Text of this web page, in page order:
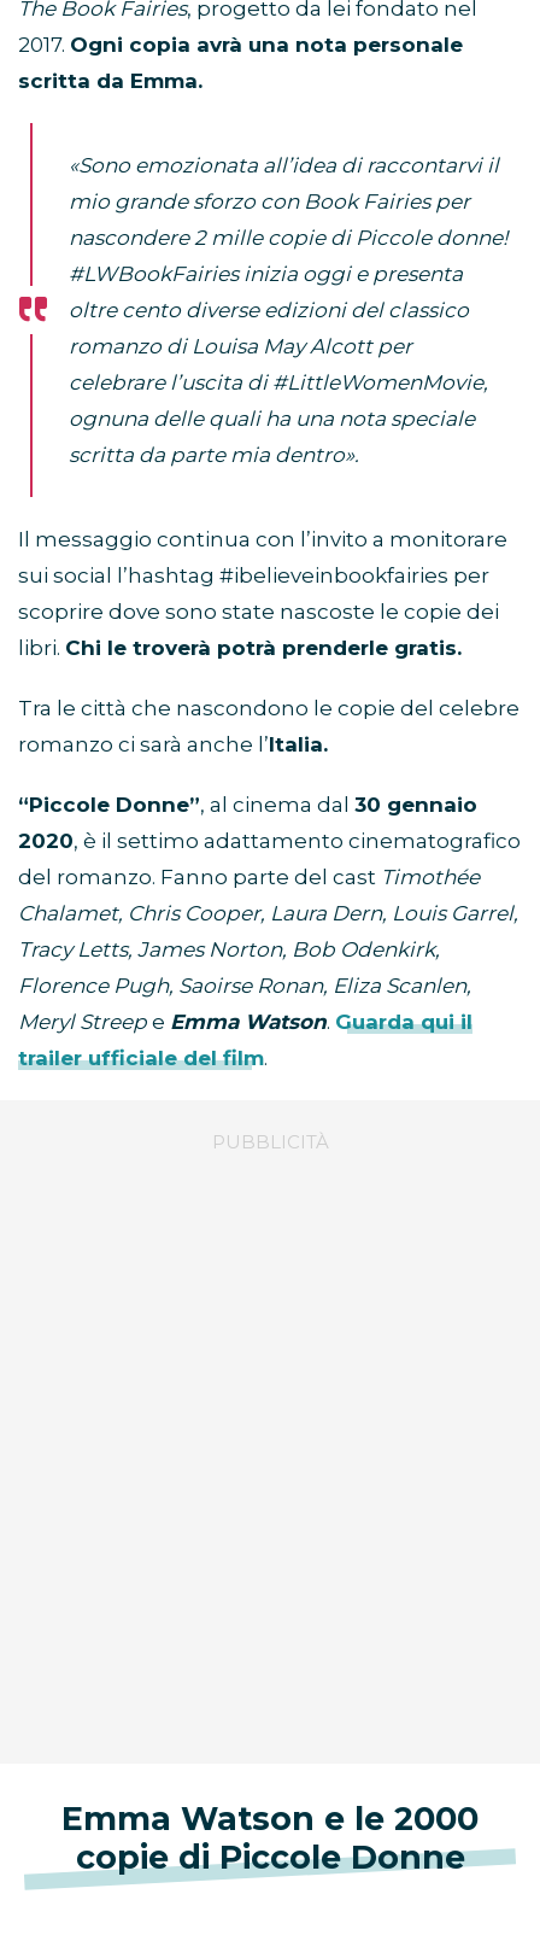
The Book Fairies, progetto da lei fondato nel
2017. Ogni copia avrà una nota personale
scritta da Emma.
«Sono emozionata all’idea di raccontarvi il
mio grande sforzo con Book Fairies per
nascondere 2 mille copie di Piccole donne!
#LWBookFairies inizia oggi e presenta
oltre cento diverse edizioni del classico
romanzo di Louisa May Alcott per
celebrare l’uscita di #LittleWomenMovie,
ognuna delle quali ha una nota speciale
scritta da parte mia dentro».
Il messaggio continua con l’invito a monitorare
sui social l’hashtag #ibelieveinbookfairies per
scoprire dove sono state nascoste le copie dei
libri. Chi le troverà potrà prenderle gratis.
Tra le città che nascondono le copie del celebre
romanzo ci sarà anche l’Italia.
“Piccole Donne”, al cinema dal 30 gennaio
2020, è il settimo adattamento cinematografico
del romanzo. Fanno parte del cast Timothée
Chalamet, Chris Cooper, Laura Dern, Louis Garrel,
Tracy Letts, James Norton, Bob Odenkirk,
Florence Pugh, Saoirse Ronan, Eliza Scanlen,
Meryl Streep e Emma Watson. Guarda qui il
trailer ufficiale del film.
Emma Watson e le 2000
copie di Piccole Donne